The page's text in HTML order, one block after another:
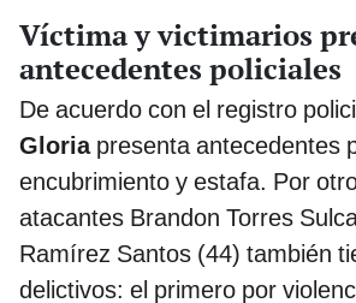
Víctima y victimarios
antecedentes policiales
De acuerdo con el registro
Gloriapresenta antecedentes
encubrimiento y estafa. Por
atacantes Brandon Torres
Ramírez Santos (44) también
delictivos: el primero por